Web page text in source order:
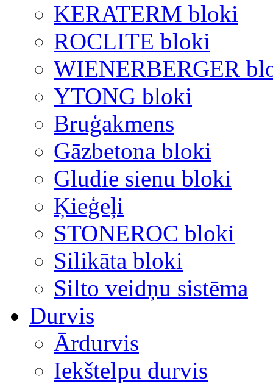
KERATERM bloki
ROCLITE bloki
WIENERBERGER
YTONG bloki
Bruģakmens
Gāzbetona bloki
Gludie sienu bloki
Ķieģeļi
STONEROC bloki
Silikāta bloki
Silto veidņu sistēma
Durvis
Ārdurvis
Iekštelpu durvis